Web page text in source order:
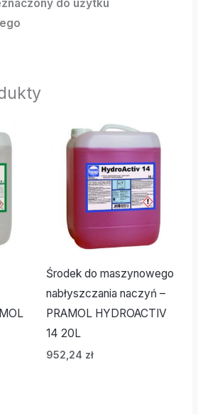
do użytku
Środek do maszynowego
nabłyszczania naczyń –
PRAMOL HYDROACTIV
14 20L
952,24 zł